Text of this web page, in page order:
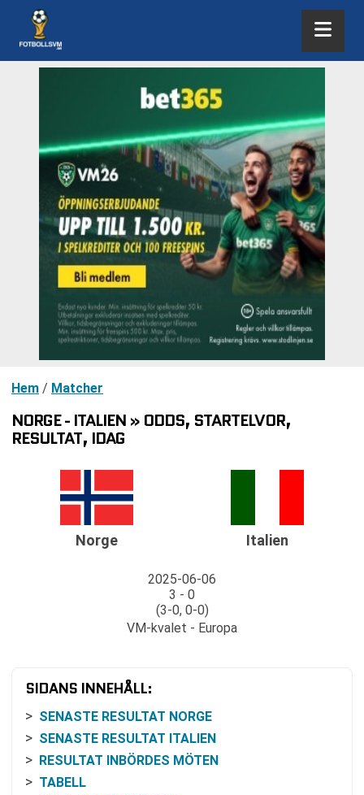
Hem / Matcher
NORGE - ITALIEN » ODDS, STARTELVOR,
RESULTAT, IDAG
Norge
2025-06-06
3 - 0
(3-0, 0-0)
VM-kvalet - Europa
Italien
SIDANS INNEHÅLL:
SENASTE RESULTAT NORGE
SENASTE RESULTAT ITALIEN
RESULTAT INBÖRDES MÖTEN
TABELL